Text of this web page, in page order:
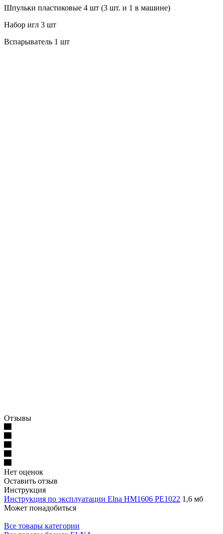
Шпульки пластиковые 4 шт (3 шт. и 1 в машине)
Набор игл 3 шт
Вспарыватель 1 шт
Отзывы
Нет оценок
Оставить отзыв
Инструкция
Инструкция по эксплуатации Elna HM1606 PE1022 1,6 мб
Может понадобиться
Все товары категории